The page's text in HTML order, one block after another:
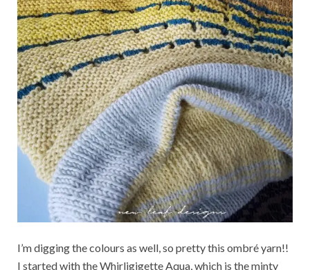
I’m digging the colours as well, so pretty this ombré yarn!!
I started with the Whirligigette Aqua, which is the minty